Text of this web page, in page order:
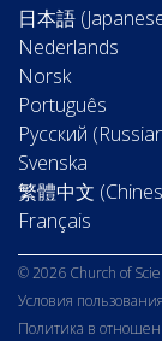
日本語
Nederlands
Norsk
Português
Русский
Svenska
繁體中文
Français
© 2026 Church of
Условия пользования
Политика в